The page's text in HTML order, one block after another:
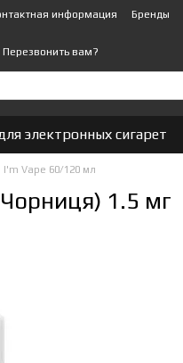
информация Бренды
Перезвонить вам?
электронных сигарет
I'm Vape 60/120 мл
1.5 мг